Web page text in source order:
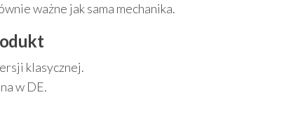
ważne jak sama mechanika.
klasycznej.
w DE.